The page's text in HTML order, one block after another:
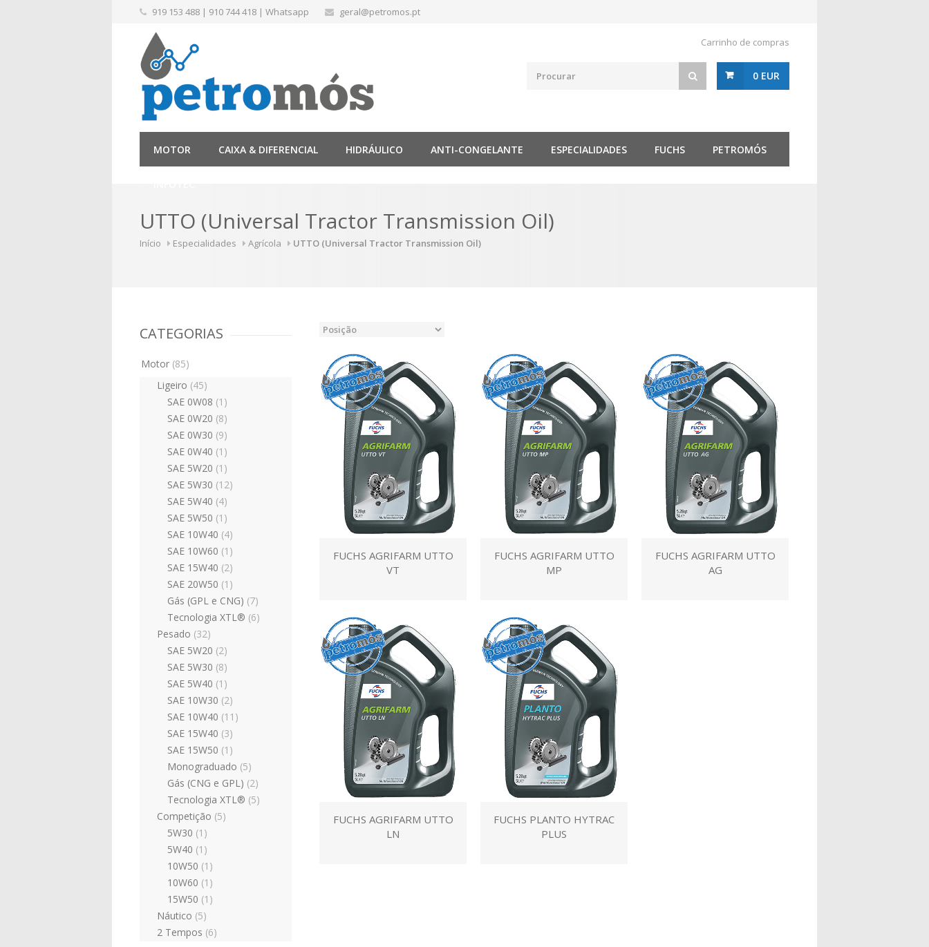
919 153 488 | 910 744 418 | Whatsapp geral@petromos.pt
Carrinho de compras
0 EUR
MOTOR CAIXA & DIFERENCIAL HIDRÁULICO ANTI-CONGELANTE ESPECIALIDADES FUCHS PETROMÓS
UTTO (Universal Tractor Transmission Oil)
Início Especialidades Agrícola UTTO (Universal Tractor Transmission Oil)
CATEGORIAS
Motor (85)
Ligeiro (45)
SAE 0W08 (1)
SAE 0W20 (8)
SAE 0W30 (9)
SAE 0W40 (1)
SAE 5W20 (1)
SAE 5W30 (12)
SAE 5W40 (4)
SAE 5W50 (1)
SAE 10W40 (4)
SAE 10W60 (1)
SAE 15W40 (2)
SAE 20W50 (1)
Gás (GPL e CNG) (7)
Tecnologia XTL® (6)
Pesado (32)
SAE 5W20 (2)
SAE 5W30 (8)
SAE 5W40 (1)
SAE 10W30 (2)
SAE 10W40 (11)
SAE 15W40 (3)
SAE 15W50 (1)
Monograduado (5)
Gás (CNG e GPL) (2)
Tecnologia XTL® (5)
Competição (5)
5W30 (1)
5W40 (1)
10W50 (1)
10W60 (1)
15W50 (1)
Náutico (5)
2 Tempos (6)
FUCHS AGRIFARM UTTO
VT
FUCHS AGRIFARM UTTO
MP
FUCHS AGRIFARM UTTO
AG
FUCHS AGRIFARM UTTO
LN
FUCHS PLANTO HYTRAC
PLUS